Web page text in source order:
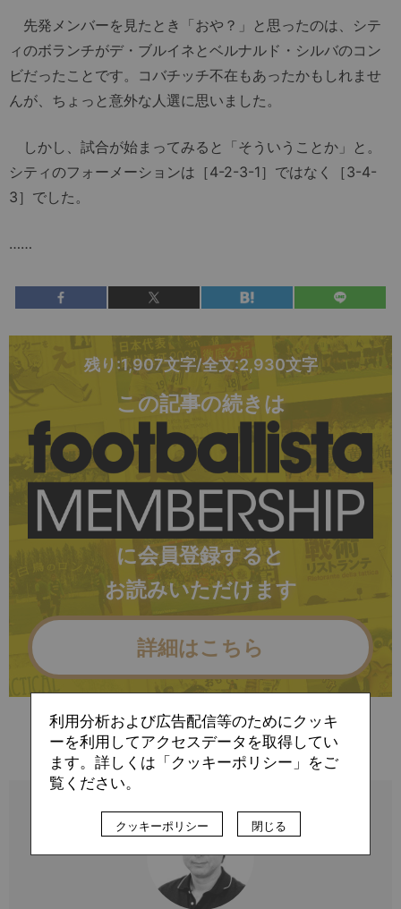
先発メンバーを見たとき「おや？」と思ったのは、シテ
ィのボランチがデ・ブルイネとベルナルド・シルバのコン
ビだったことです。コバチッチ不在もあったかもしれませ
んが、ちょっと意外な人選に思いました。
しかし、試合が始まってみると「そういうことか」と。
シティのフォーメーションは［4-2-3-1］ではなく［3-4-
3］でした。
……
残り:1,907文字/全文:2,930文字
この記事の続きは
に会員登録すると
お読みいただけます
詳細はこちら
すでに会員の方（ログイン）
利用分析および広告配信等のためにクッキ
ーを利用してアクセスデータを取得してい
ます。詳しくは「クッキーポリシー」をご
覧ください。
クッキーポリシー 閉じる